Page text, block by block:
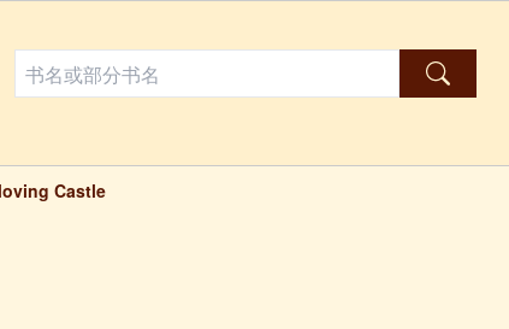
Castle